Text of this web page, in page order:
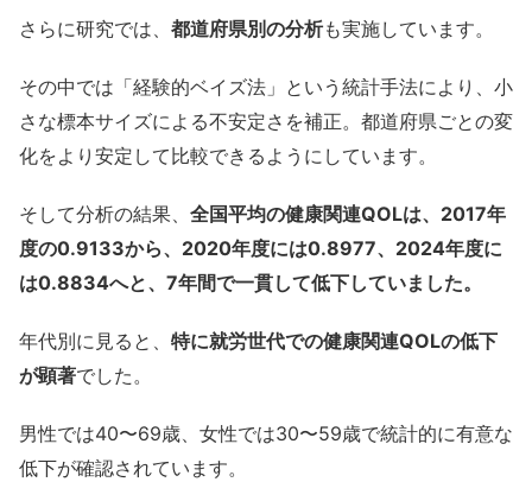
さらに研究では、 都道府県別の分析も実施しています。
その中では「経験的ベイズ法」という統計手法により、小
さな標本サイズによる不安定さを補正。都道府県ごとの変
化をより安定して比較できるようにしています。
そして分析の結果、 全国平均の健康関連QOLは、2017年
度の0.9133から、2020年度には0.8977、2024年度に
は0.8834へと、7年間で一貫して低下していました。
年代別に見ると、 特に就労世代での健康関連QOLの低下
が顕著でした。
男性では40〜69歳、女性では30〜59歳で統計的に有意な
低下が確認されています。